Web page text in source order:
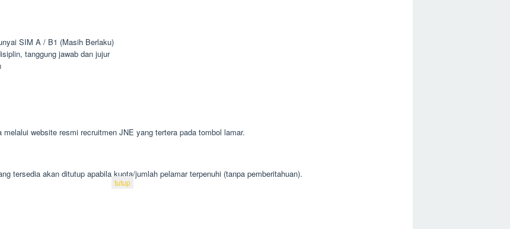
SIM A / B1 (Masih Berlaku)
tanggung jawab dan jujur
website resmi recruitmen JNE yang tertera pada tombol lamar.
tersedia akan ditutup apabila kuota/jumlah pelamar terpenuhi (tanpa pemberitahuan).
tutup